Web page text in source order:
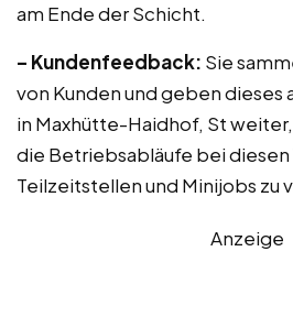
am Ende der Schicht.
– Kundenfeedback: Sie
von Kunden und geben dieses
in Maxhütte-Haidhof, St
die Betriebsabläufe bei
Teilzeitstellen und Minijobs zu
Anzeige